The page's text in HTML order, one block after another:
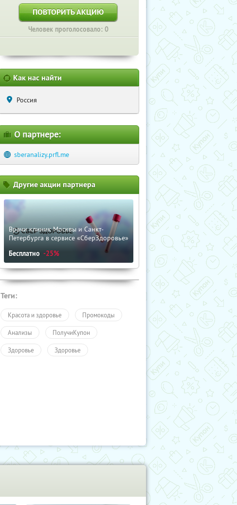
ПОВТОРИТЬ АКЦИЮ
Человек проголосовало: 0
Как нас найти
Россия
О партнере:
sberanalizy.prfl.me
Другие акции партнера
Врачи клиник Москвы и Санкт-
Петербурга в сервисе «СберЗдоровье»
Бесплатно -25%
Теги:
Красота и здоровье Промокоды
Анализы ПолучиКупон
Здоровье Здоровье